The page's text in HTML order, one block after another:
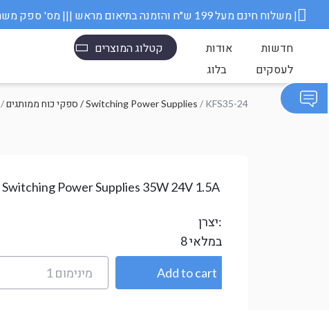
משלוח חינם מעל 199 ש״ח והזמנה בתיאום מראש ||| מס' ספק משרד הבטחון 11006845 |
קטלוג המוצרים אודות
חדשות
בלוג
לעסקים
/ ספקי כוח ממותגים / Switching Power Supplies / KFS35-24
Switching Power Supplies 35W 24V 1.5A
יצרן:
8במלאי